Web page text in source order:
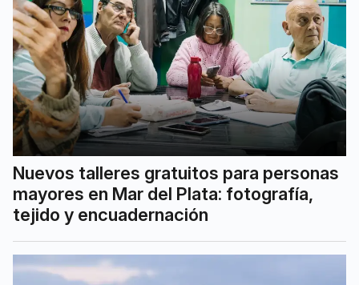
Nuevos talleres gratuitos para personas
mayores en Mar del Plata: fotografía,
tejido y encuadernación